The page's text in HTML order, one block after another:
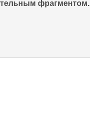
фрагментом.